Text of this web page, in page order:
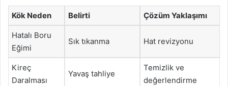
Kök Neden Belirti Çözüm Yaklaşımı
Hatalı Boru
Eğimi
Sık tıkanma Hat revizyonu
Kireç
Daralması
Yavaş tahliye
Temizlik ve
değerlendirme